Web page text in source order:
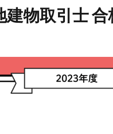
物取引士